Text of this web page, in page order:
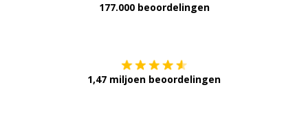
177.000 beoordelingen
1,47 miljoen beoordelingen